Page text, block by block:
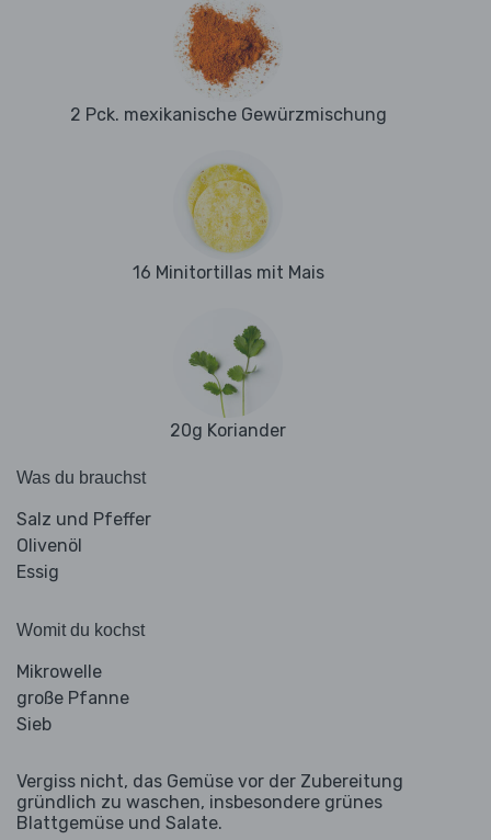
2 Pck. mexikanische Gewürzmischung
16 Minitortillas mit Mais
20g Koriander
Was du brauchst
Salz und Pfeffer
Olivenöl
Essig
Womit du kochst
Mikrowelle
große Pfanne
Sieb
Vergiss nicht, das Gemüse vor der Zubereitung
gründlich zu waschen, insbesondere grünes
Blattgemüse und Salate.